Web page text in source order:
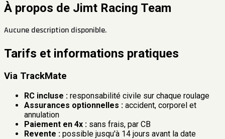
À propos de Jimt Racing Team
Aucune description disponible.
Tarifs et informations pratiques
Via TrackMate
RC incluse : responsabilité civile sur chaque roulage
Assurances optionnelles : accident, corporel et
annulation
Paiement en 4x : sans frais, par CB
Revente : possible jusqu'à 14 jours avant la date